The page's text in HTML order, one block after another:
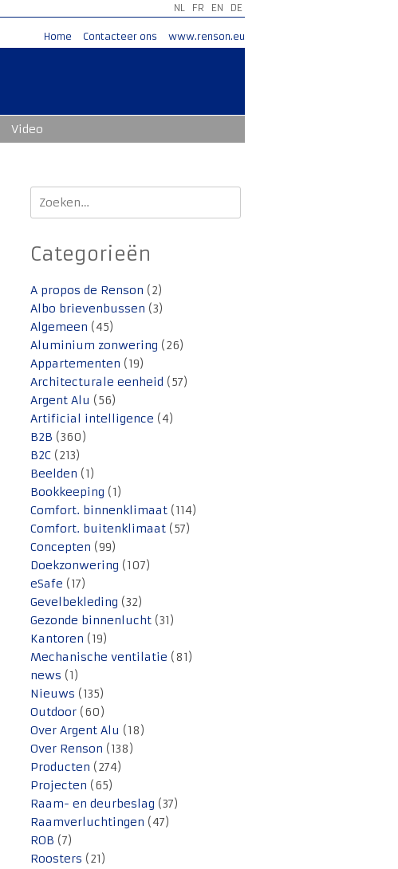
NL FR EN DE
Home Contacteer ons www.renson.eu
Video
Zoeken
naar:
Categorieën
A propos de Renson (2)
Albo brievenbussen (3)
Algemeen (45)
Aluminium zonwering (26)
Appartementen (19)
Architecturale eenheid (57)
Argent Alu (56)
Artificial intelligence (4)
B2B (360)
B2C (213)
Beelden (1)
Bookkeeping (1)
Comfort. binnenklimaat (114)
Comfort. buitenklimaat (57)
Concepten (99)
Doekzonwering (107)
eSafe (17)
Gevelbekleding (32)
Gezonde binnenlucht (31)
Kantoren (19)
Mechanische ventilatie (81)
news (1)
Nieuws (135)
Outdoor (60)
Over Argent Alu (18)
Over Renson (138)
Producten (274)
Projecten (65)
Raam- en deurbeslag (37)
Raamverluchtingen (47)
ROB (7)
Roosters (21)